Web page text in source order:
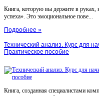
Книга, которую вы держите в руках,
успеха». Это эмоциональное пове...
Подробнее »
Технический анализ. Курс для
Практическое пособие
Книга, созданная специалистами